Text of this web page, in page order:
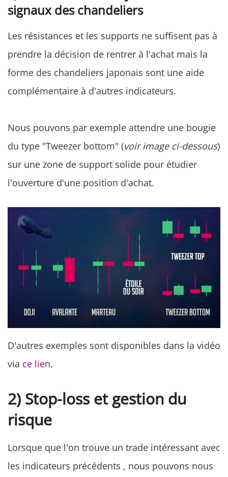
signaux des chandeliers
Les résistances et les supports ne suffisent pas à
prendre la décision de rentrer à l'achat mais la
forme des chandeliers japonais sont une aide
complémentaire à d'autres indicateurs.
Nous pouvons par exemple attendre une bougie
du type "Tweezer bottom" (voir image ci-dessous)
sur une zone de support solide pour étudier
l'ouverture d'une position d'achat.
D'autres exemples sont disponibles dans la vidéo
via ce lien.
2) Stop-loss et gestion du
risque
Lorsque que l'on trouve un trade intéressant avec
les indicateurs précédents , nous pouvons nous